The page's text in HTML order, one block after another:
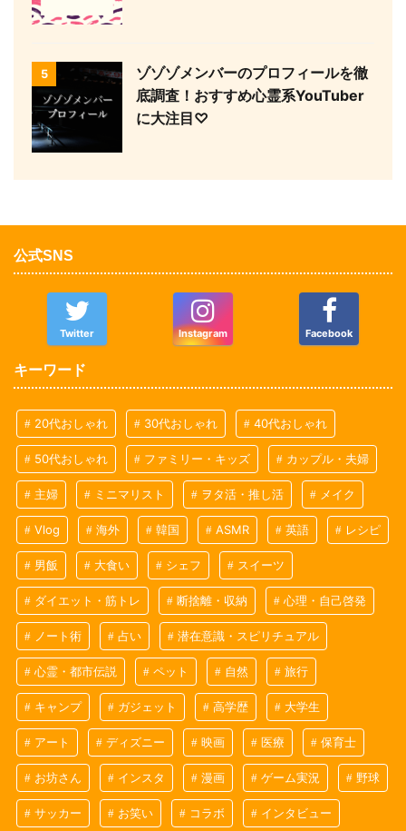
5
ゾゾゾメンバーのプロフィールを徹
底調査！おすすめ心霊系YouTuber
に大注目♡
公式SNS
Twitter Instagram Facebook
キーワード
20代おしゃれ 30代おしゃれ 40代おしゃれ
50代おしゃれ ファミリー・キッズ カップル・夫婦
主婦 ミニマリスト ヲタ活・推し活 メイク
Vlog 海外 韓国 ASMR 英語 レシピ
男飯 大食い シェフ スイーツ
ダイエット・筋トレ 断捨離・収納 心理・自己啓発
ノート術 占い 潜在意識・スピリチュアル
心霊・都市伝説 ペット 自然 旅行
キャンプ ガジェット 高学歴 大学生
アート ディズニー 映画 医療 保育士
お坊さん インスタ 漫画 ゲーム実況 野球
サッカー お笑い コラボ インタビュー